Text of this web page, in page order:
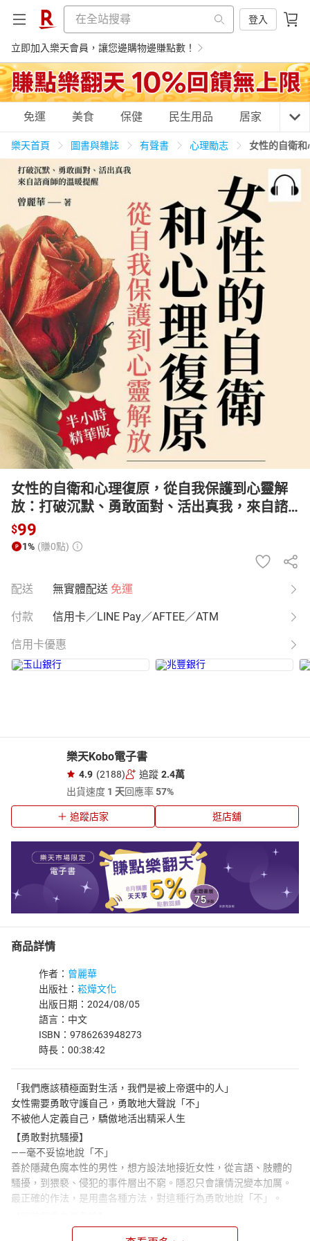
登入
立即加入樂天會員，讓您邊購物邊賺點數！
購物網分類
天天免運 美食蛋糕 民生用品
居家生活 3C家電 運動休閒 親子玩具
女裝 男裝 化妝保養 情趣用品
日本購物 電子/紙本書
免運 美食 保健 民生用品 居家 3C
樂天首頁 圖書與雜誌 有聲書 心理勵志 女性的自衛
女性的自衛和心理復原，從自我保護到心靈解
放：打破沉默、勇敢面對、活出真我，來自諮
商師的溫暖提醒【有聲書】
$99
1% (賺0點)
配送 無實體配送 免運
付款 信用卡／LINE Pay／AFTEE／ATM
信用卡優惠
樂天Kobo電子書
4.9 (2188) 追蹤 2.4萬
出貨速度 1 天回應率57%
追蹤店家 逛店舖
商品詳情
作者： 曾麗華
出版社： 崧燁文化
出版日期：2024/08/05
語言：中文
ISBN：9786263948273
時長：00:38:42
「我們應該積極面對生活，我們是被上帝選中的人」
女性需要勇敢守護自己，勇敢地大聲說「不」
不被他人定義自己，驕傲地活出精采人生
【勇敢對抗騷擾】
——毫不妥協地說「不」
善於隱藏色魔本性的男性，想方設法地接近女性，從言語、肢體的
騷擾，到猥褻、侵犯的事件層出不窮。隱忍只會讓情況變本加厲。
最正確的作法，是用盡各種方法，對這種行為勇敢地說「不」。
——及時進行心理診療。